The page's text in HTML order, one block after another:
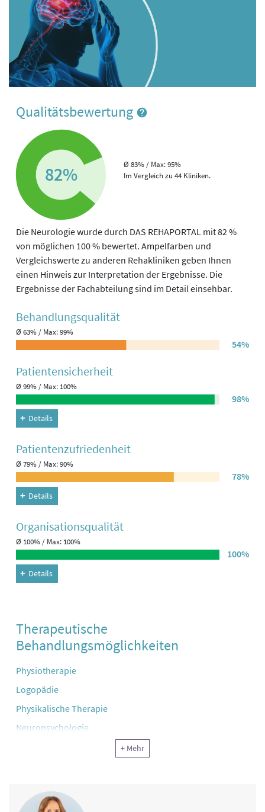
Qualitätsbewertung
82%
Ø 83% / Max: 95%
Im Vergleich zu 44 Kliniken.
Die Neurologie wurde durch DAS REHAPORTAL mit 82 %
von möglichen 100 % bewertet. Ampelfarben und
Vergleichswerte zu anderen Rehakliniken geben Ihnen
einen Hinweis zur Interpretation der Ergebnisse. Die
Ergebnisse der Fachabteilung sind im Detail einsehbar.
Behandlungs­qualität
Ø 63% / Max: 99%
54%
Patienten­sicherheit
Ø 99% / Max: 100%
98%
Details
Patienten­zufriedenheit
Ø 79% / Max: 90%
78%
Details
Organisations­qualität
Ø 100% / Max: 100%
100%
Details
Therapeutische
Behandlungsmöglichkeiten
Physiotherapie
Logopädie
Physikalische Therapie
Neuropsychologie
Ergotherapie, Arbeitstherapie und andere funktionelle
+ Mehr